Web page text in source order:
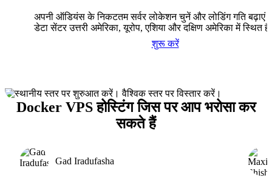
अपनी ऑडियंस के निकटतम सर्वर लोकेशन चुनें और लोडिंग गति बढ़ाएं।
डेटा सेंटर उत्तरी अमेरिका, यूरोप, एशिया और दक्षिण अमेरिका में स्थित
शुरू करें
Docker VPS होस्टिंग जिस पर आप भरोसा कर
सकते हैं
Gad Iradufasha